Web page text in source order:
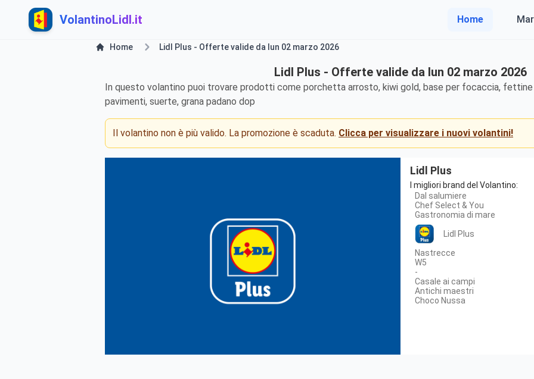
VolantinoLidl.it Home
Home Lidl Plus - Offerte valide da lun 02 marzo 2026
Lidl Plus - Offerte valide da lun 02 marzo 2026
In questo volantino puoi trovare prodotti come porchetta arrosto, kiwi gold, base per focaccia,
pavimenti, suerte, grana padano dop
Il volantino non è più valido. La promozione è scaduta. Clicca per visualizzare i nuovi volantini!
Lidl Plus
I migliori brand del Volantino:
Dal salumiere
Chef Select & You
Gastronomia di mare
Lidl Plus
Nastrecce
W5
-
Casale ai campi
Antichi maestri
Choco Nussa